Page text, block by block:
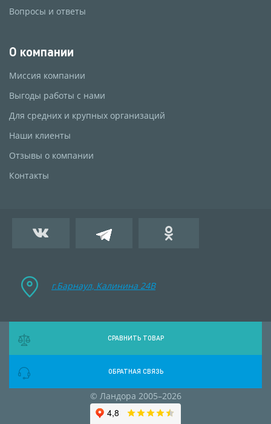
Вопросы и ответы
О компании
Миссия компании
Выгоды работы с нами
Для средних и крупных организаций
Наши клиенты
Отзывы о компании
Контакты
г.Барнаул, Калинина 24B
© Ландора 2005–2026
СРАВНИТЬ ТОВАР
ОБРАТНАЯ СВЯЗЬ